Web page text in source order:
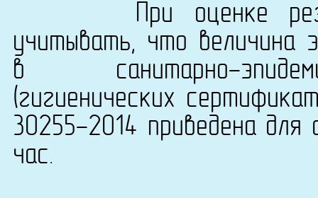
При оценке
учитывать, что величина
в санитарно-
(гигиенических
30255-2014 приведена для
час.